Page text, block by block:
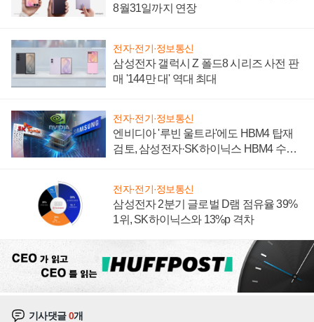
8월31일까지 연장
전자·전기·정보통신
삼성전자 갤럭시 Z 폴드8 시리즈 사전 판
매 '144만 대' 역대 최대
전자·전기·정보통신
엔비디아 '루빈 울트라'에도 HBM4 탑재
검토, 삼성전자·SK하이닉스 HBM4 수율
전자·전기·정보통신
삼성전자 2분기 글로벌 D램 점유율 39%
1위, SK하이닉스와 13%p 격차
기사댓글0개